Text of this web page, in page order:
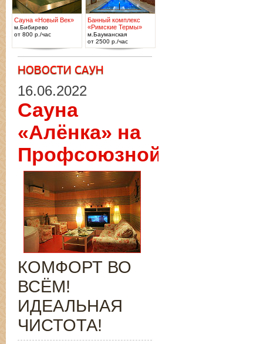
Сауна «Новый Век»
м.Бибирево
от 800 р./час
Банный комплекс
«Римские Термы»
м.Бауманская
от 2500 р./час
16.06.2022
Сауна
«Алёнка» на
Профсоюзной
КОМФОРТ ВО
ВСЁМ!
ИДЕАЛЬНАЯ
ЧИСТОТА!